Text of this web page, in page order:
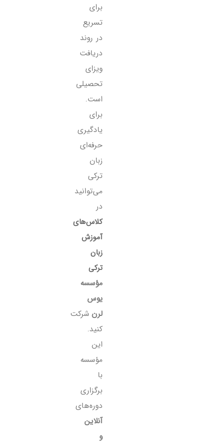
برای
تسریع
در روند
دریافت
ویزای
تحصیلی
است.
برای
یادگیری
حرفه‌ای
زبان
ترکی
می‌توانید
در
کلاس‌های
آموزش
زبان
ترکی
مؤسسه
یوس
لرن شرکت
کنید.
این
مؤسسه
با
برگزاری
دوره‌های
آنلاین
و